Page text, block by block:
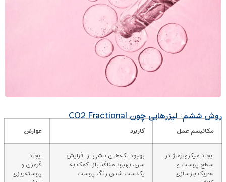
روش ششم: لیزرهایی چون CO2 Fractional
مکانیسم عمل کاربرد عوارض
ایجاد میکروترماژ در
سطح پوست و
تحریک بازسازی
بهبود لکه‌های ناشی از افزایش
سن، بهبود منافذ باز، کمک به
یکدست‌ شدن رنگ پوست
ایجاد
قرمزی و
پوسته‌ریزی